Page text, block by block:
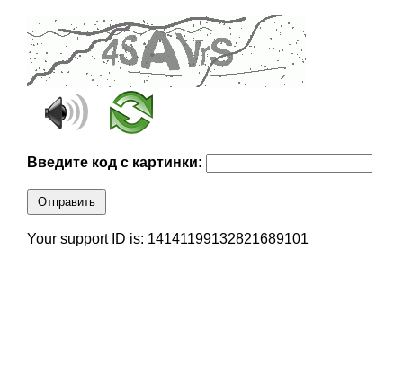
Введите код с картинки:
Отправить
Your support ID is: 14141199132821689101